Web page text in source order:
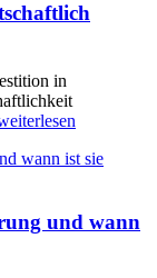
in
und wann